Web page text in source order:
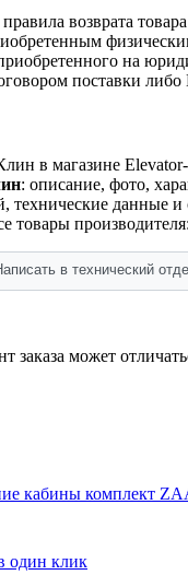
возврата
на
поставки
в магазине
: описание, фото,
технические данные
товары производителя:
в технический
заказа может
кабины комплект
один клик